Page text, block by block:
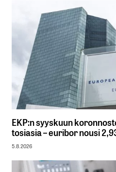
EKP:n syyskuun
tosiasia – euribor nousi
5.8.2026